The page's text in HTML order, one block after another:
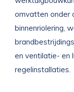
omvatten onder
binnenriolering,
en ventilatie- en
regelinstallaties.